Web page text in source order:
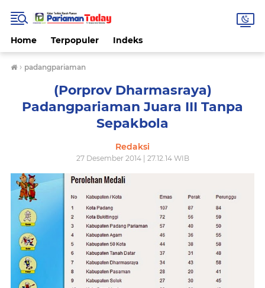
Home Terpopuler Indeks
› padangpariaman
(Porprov Dharmasraya)
Padangpariaman Juara III Tanpa
Sepakbola
Redaksi
27 Desember 2014 | 27.12.14 WIB